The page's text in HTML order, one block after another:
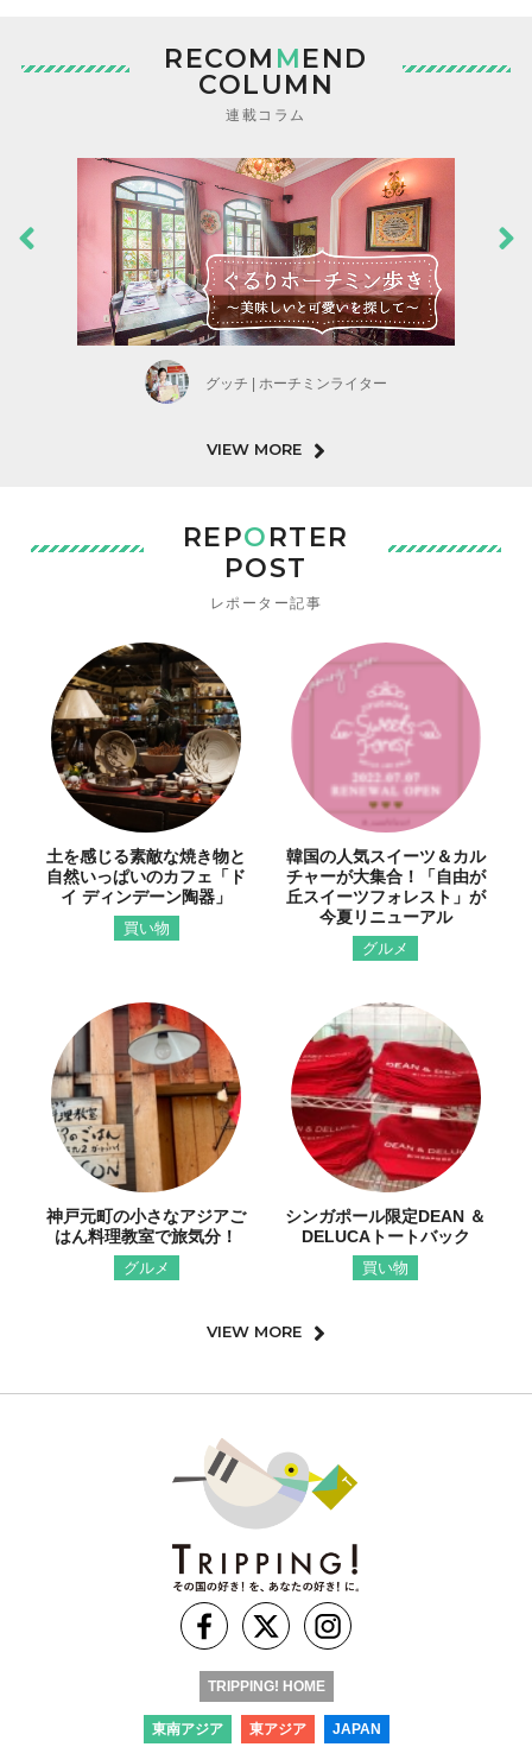
RECOM MEND
COLUMN
連載コラム
グッチ | ホーチミンライター
VIEW MORE
REPORTER
POST
レポーター記事
土を感じる素敵な焼き物と
自然いっぱいのカフェ「ド
イ ディンデーン陶器」
買い物
韓国の人気スイーツ＆カル
チャーが大集合！「自由が
丘スイーツフォレスト」が
今夏リニューアル
グルメ
神戸元町の小さなアジアご
はん料理教室で旅気分！
グルメ
シンガポール限定DEAN ＆
DELUCAトートバック
買い物
VIEW MORE
TRIPPING! HOME
東南アジア 東アジア JAPAN